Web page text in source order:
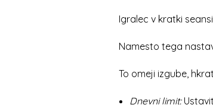
Igralec v kratki
Namesto tega
To omeji izgube,
Dnevni limit: